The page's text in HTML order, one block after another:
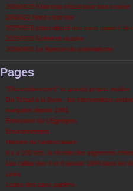
20260629 Il fait trop chaud pour tout cramer
2060622 Nord c’est noir
20260615 Intercollectif des sans papiers Ile
20260608 Grève et victoire
20260601 Le Spectre du colonialisme
Pages
‘‘Désenclavement’’ et grands projets inutiles
Du Tchad à la Syrie : les interventions
française depuis 1981
Emissions de L'Egrégore
Environnement
Histoire de l'antinucléaire
Il y a 100 ans, la révolte des vignerons
Les rafles des 4 et 6 janvier 1944 dans les
Links
Luttes des sans papiers